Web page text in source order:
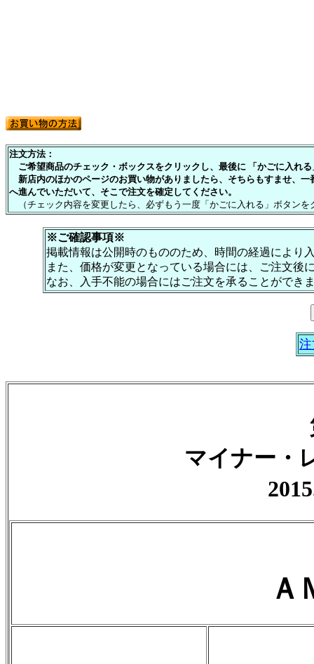
注文方法：
ご希望商品のチェック・ボックスをクリックし、最後に 「かごに入れ
新店内のほかのページのお買い物がありましたら、そちらもすませ、一
へ進んでいただいて、そこで注文を確定してください。
（チェック内容を変更したら、必ずもう一度「かごに入れる」ボタン
※ご確認事項※
掲載情報は公開時のもののため、時間の経過により
また、価格が変更となっている場合には、ご注文後
なお、入手不能の場合にはご注文を承ることができ
マイナー・
Ａ